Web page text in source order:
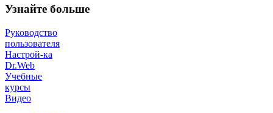
Узнайте больше
Руководство
пользователя
Настрой-ка
Dr.Web
Учебные
курсы
Видео